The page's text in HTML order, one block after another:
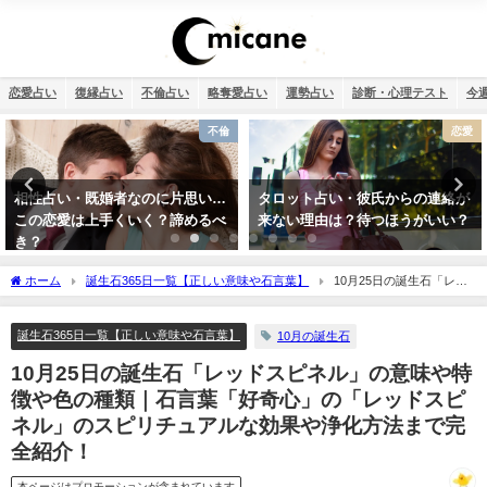
恋愛占い 復縁占い 不倫占い 略奪愛占い 運勢占い 診断・心理テスト 今
恋愛
タロット占い・彼氏からの連絡が
来ない理由は？待つほうがいい？
干支占い
干支占い2026年（令和8年）【十
二支＋60種類（60干支）の運勢・
性格・相性を無料紹介】
ホーム 誕生石365日一覧【正しい意味や石言葉】
10月25日の誕生石「レッ
ドスピネル」の意味や特徴や色の種類｜石言葉「好奇心」の「レッドスピネル」のス
誕生石365日一覧【正しい意味や石言葉】
10月の誕生石
10月25日の誕生石「レッドスピネル」の意味や特
徴や色の種類｜石言葉「好奇心」の「レッドスピ
ネル」のスピリチュアルな効果や浄化方法まで完
全紹介！